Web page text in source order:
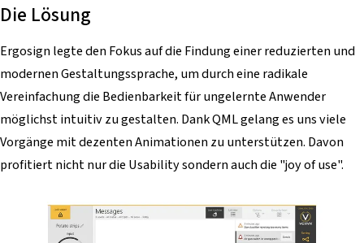
Die Lösung
Ergosign legte den Fokus auf die Findung einer reduzierten und
modernen Gestaltungssprache, um durch eine radikale
Vereinfachung die Bedienbarkeit für ungelernte Anwender
möglichst intuitiv zu gestalten. Dank QML gelang es uns viele
Vorgänge mit dezenten Animationen zu unterstützen. Davon
profitiert nicht nur die Usability sondern auch die "joy of use".